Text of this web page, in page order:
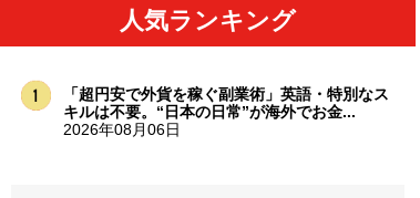
人気ランキング
「超円安で外貨を稼ぐ副業術」英語・特別なス
キルは不要。“日本の日常”が海外でお金...
2026年08月06日